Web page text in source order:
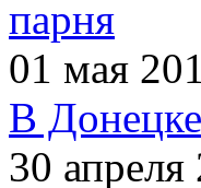
парня
01 мая
В
30 апреля